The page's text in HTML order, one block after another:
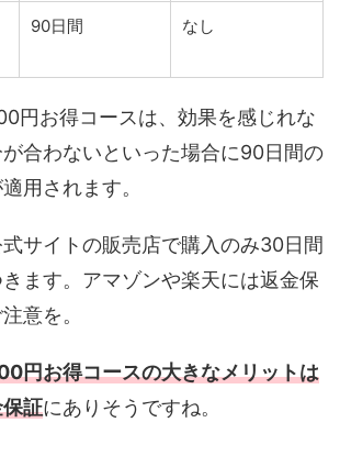
90日間 なし
円お得コースは、効果を感じれな
合わないといった場合に90日間の
用されます。
サイトの販売店で購入のみ30日間
ます。アマゾンや楽天には返金保
意を。
円お得コースの大きなメリットは
証にありそうですね。